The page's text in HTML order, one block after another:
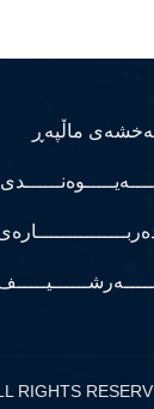
ماڵپەڕ
RIGHTS